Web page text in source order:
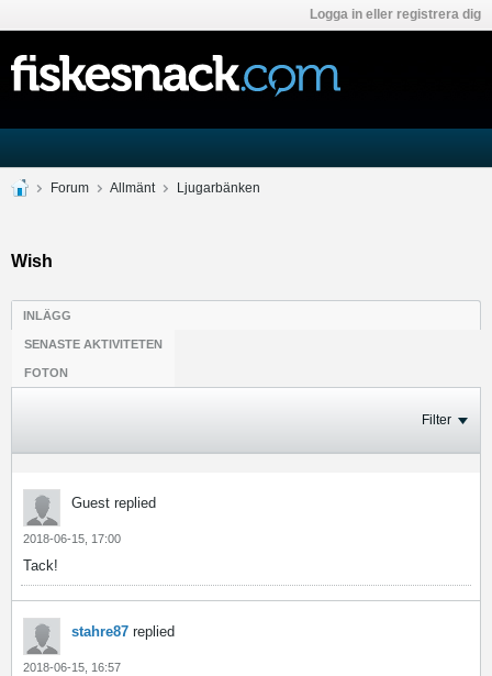
Logga in eller registrera dig
Forum Allmänt Ljugarbänken
Wish
INLÄGG
SENASTE AKTIVITETEN
FOTON
Filter
Guest replied
2018-06-15, 17:00
Tack!
stahre87 replied
2018-06-15, 16:57